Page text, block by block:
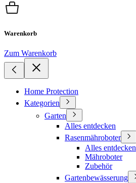
Warenkorb
Zum Warenkorb
Home Protection
Kategorien
Garten
Alles entdecken
Rasenmähroboter
Alles entdecken
Mähroboter
Zubehör
Gartenbewässerung